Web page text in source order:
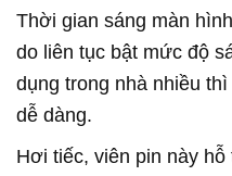
Thời gian sáng màn
do liên tục bật mức độ
dụng trong nhà nhiều
dễ dàng.
Hơi tiếc, viên pin này